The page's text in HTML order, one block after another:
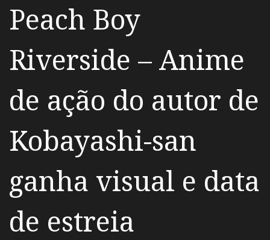
Peach Boy
Riverside – Anime
de ação do autor de
Kobayashi-san
ganha visual e data
de estreia